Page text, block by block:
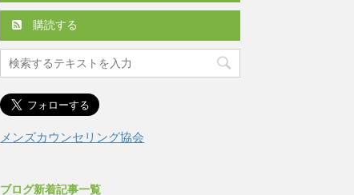
購読する
メンズカウンセリング協会
ブログ新着記事一覧